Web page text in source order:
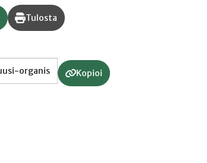
Tulosta
Kopioi